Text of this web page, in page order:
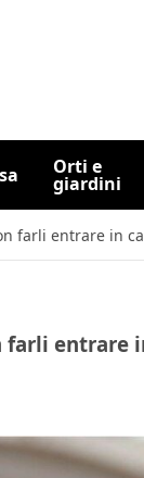
Orti e
giardini
farli entrare in
entrare